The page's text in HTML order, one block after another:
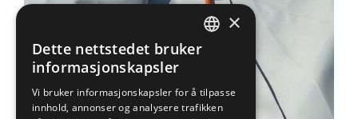
NORWEGIAN
ENGLISH
×
Dette nettstedet bruker
informasjonskapsler
Vi bruker informasjonskapsler for å tilpasse
innhold, annonser og analysere trafikken